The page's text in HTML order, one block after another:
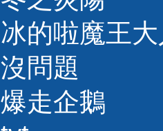
冰的啦魔王
沒問題
爆走企鵝